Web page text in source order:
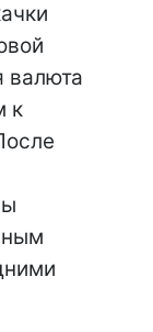
валюта
к